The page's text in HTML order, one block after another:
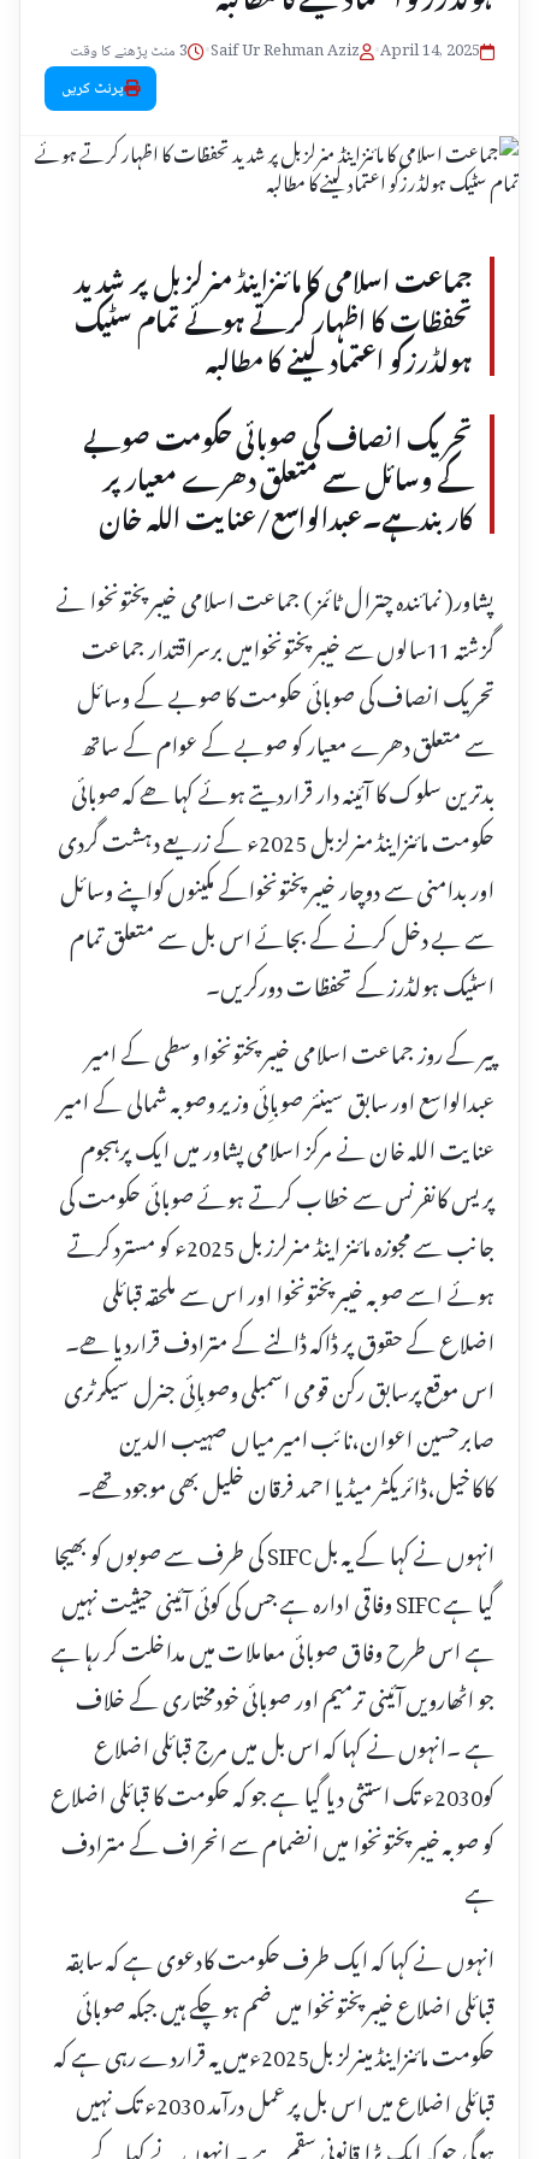
April 14, 2025
•
Saif Ur Rehman Aziz
•
3 منٹ پڑھنے کا وقت
پرنٹ کریں
جماعت اسلامی کا مائنزاینڈ منرلزبل پر شدید
تحفظات کا اظہار کرتے ہوئے تمام سٹیک
ہولڈرزکو اعتماد لینے کا مطالبہ
تحریک انصاف کی صوبائی حکومت صوبے
کے وسائل سے متعلق دھرے معیارپر
کاربندہے۔عبدالواسع/عنایت اللہ خان
پشاور( نمائندہ چترال ٹائمز ) جماعت اسلامی خیبرپختونخوا نے
گزشتہ 11سالوں سے خیبرپختونخوامیں برسراقتدار جماعت
تحریک انصاف کی صوبائی حکومت کا صوبے کے وسائل
سے متعلق دھرے معیار کو صوبے کے عوام کے ساتھ
بدترین سلوک کا آئینہ دار قراردیتے ہوئے کہا ھے کہ صوبائی
حکومت مائنزاینڈ منرلزبل 2025ء کے زریعے دہشت گردی
اور بدامنی سے دوچار خیبرپختونخواکے مکینوں کواپنے وسائل
سے بے دخل کرنے کے بجائے اس بل سے متعلق تمام
اسٹیک ہولڈرز کے تحفظات دورکریں۔
پیر کے روز جماعت اسلامی خیبرپختونخوا وسطی کے امیر
عبدالواسع اور سابق سینئر صوباِئی وزیر وصوبہ شمالی کے امیر
عنایت اللہ خان نے مرکز اسلامی پشاور میں ایک پرہجوم
پریس کانفرنس سے خطاب کرتے ہوئے صوبائی حکومت کی
جانب سے مجوزہ مائنز اینڈ منرلرز بل 2025ء کو مسترد کرتے
ہوئے اسے صوبہ خیبرپختونخوا اور اس سے ملحقہ قبائلی
اضلاع کے حقوق پر ڈاکہ ڈالنے کے مترادف قراردیا ھے۔
اس موقع پرسابق رکن قومی اسمبلی وصوباِئی جنرل سیکرٹری
صابرحسین اعوان،نائب امیر میاں صہیب الدین
کاکاخیل،ڈائریکٹر میڈیا احمد فرقان خلیل بھی موجود تھے۔
انہوں نے کہا کے یہ بل SIFC کی طرف سے صوبوں کو بھیجا
گیا ہے SIFC وفاقی ادارہ ہے جس کی کوئی آئینی حیثیت نہیں
ہے اس طرح وفاق صوبائی معاملات میں مداخلت کر رہا ہے
جو اٹھارویں آئینی ترمیم اور صوبائی خودمختاری کے خلاف
ہے ۔انہوں نے کہا کہ اس بل میں مرج قبائلی اضلاع
کو2030ء تک استثی دیا گیا ہے جو کہ حکومت کا قبائلی اضلاع
کو صوبہ خیبرپختونخوا میں انضمام سے انحراف کے مترادف
ہے
انہوں نے کہا کہ ایک طرف حکومت کادعوی ہے کہ سابقہ
قبائلی اضلاع خیبرپختونخوا میں ضم ہو چکے ہیں جبکہ صوبائی
حکومت مائنزاینڈ مینرلز بل2025ءمیں یہ قراردے رہی ہے کہ
قبائلی اضلاع میں اس بل پر عمل درآمد 2030ء تک نہیں